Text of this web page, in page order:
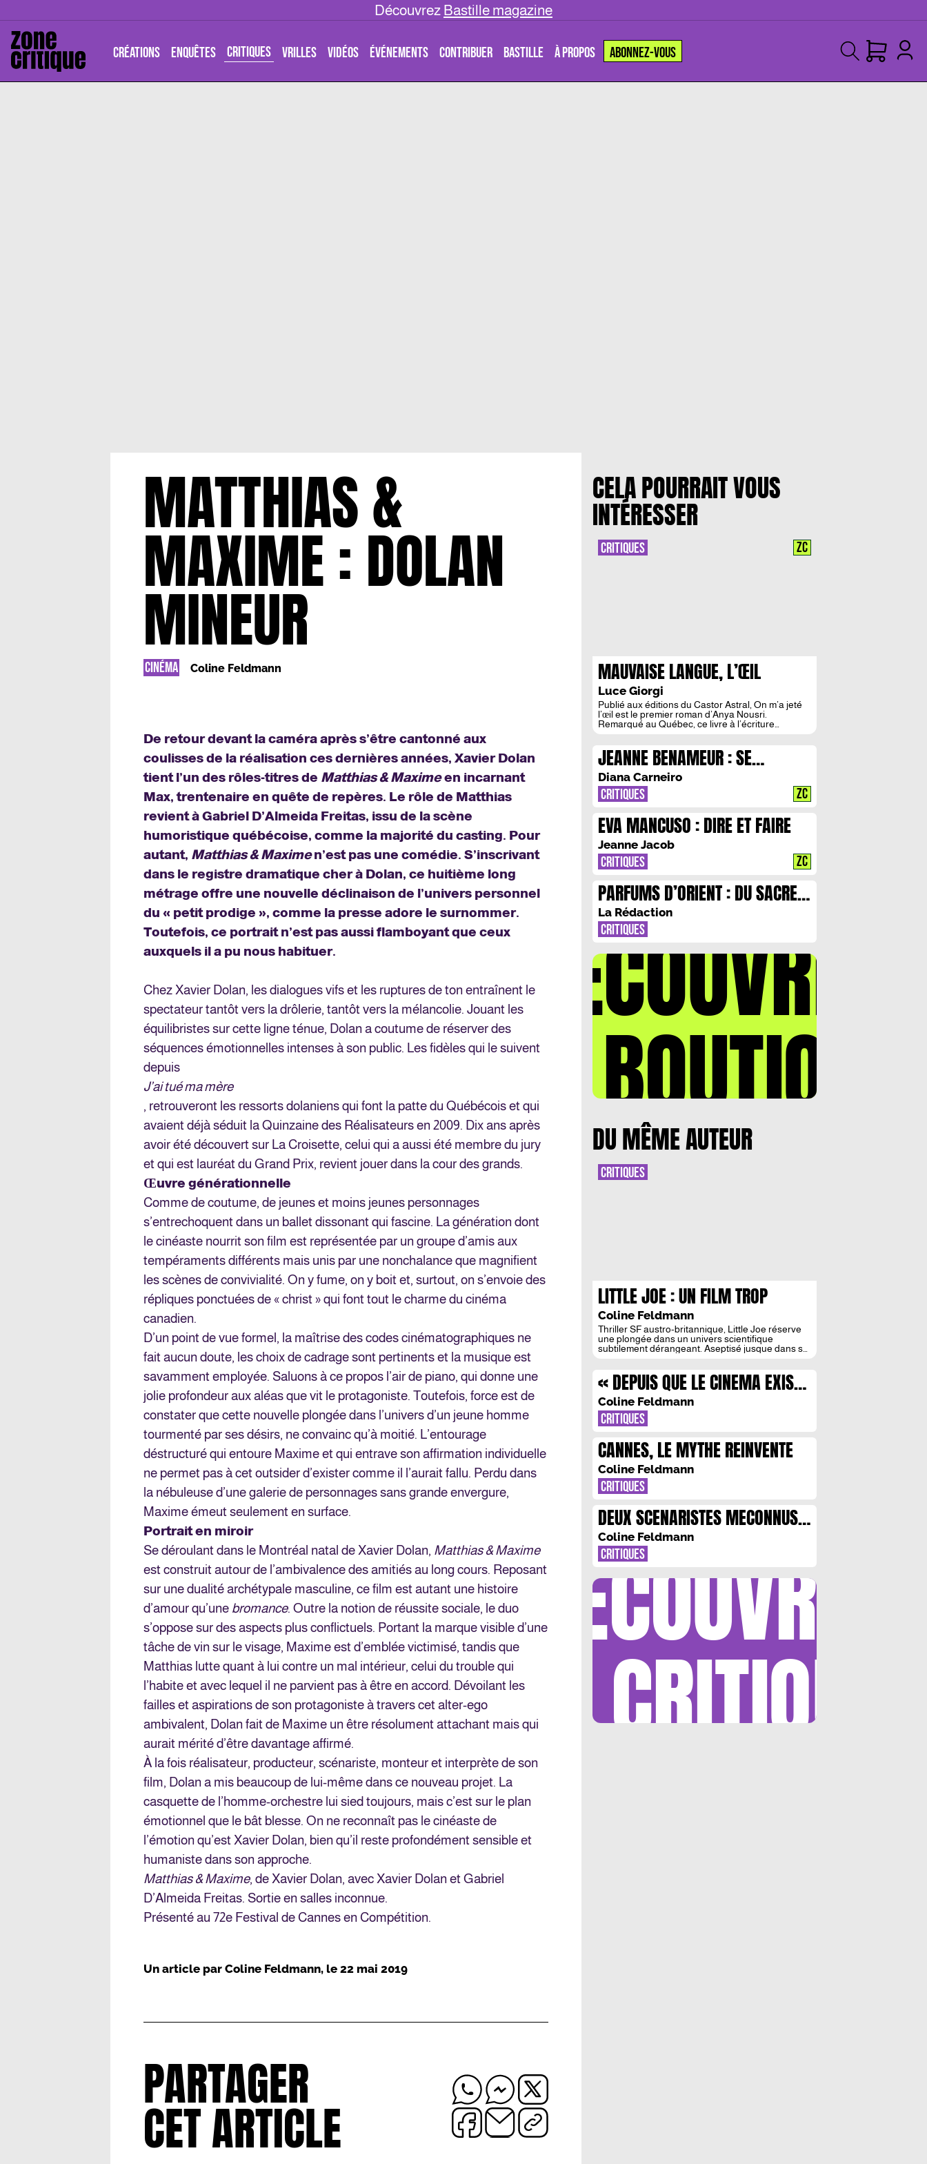
Découvrez Bastille magazine
CRÉATIONS ENQUÊTES CRITIQUES VRILLES VIDÉOS ÉVÉNEMENTS CONTRIBUER BASTILLE À PROPOS ABONNEZ-VOUS
MATTHIAS &
MAXIME : DOLAN
MINEUR
CINÉMA Coline Feldmann
De retour devant la caméra après s’être cantonné aux
coulisses de la réalisation ces dernières années, Xavier Dolan
tient l’un des rôles-titres de Matthias & Maximeen incarnant
Max, trentenaire en quête de repères. Le rôle de Matthias
revient à Gabriel D’Almeida Freitas, issu de la scène
humoristique québécoise, comme la majorité du casting. Pour
autant, Matthias & Maximen’est pas une comédie. S’inscrivant
dans le registre dramatique cher à Dolan, ce huitième long
métrage offre une nouvelle déclinaison de l’univers personnel
du « petit prodige », comme la presse adore le surnommer.
Toutefois, ce portrait n’est pas aussi flamboyant que ceux
auxquels il a pu nous habituer.
Chez Xavier Dolan, les dialogues vifs et les ruptures de ton entraînent le
spectateur tantôt vers la drôlerie, tantôt vers la mélancolie. Jouant les
équilibristes sur cette ligne ténue, Dolan a coutume de réserver des
séquences émotionnelles intenses à son public. Les fidèles qui le suivent
depuis
J’ai tué ma mère
, retrouveront les ressorts dolaniens qui font la patte du Québécois et qui
avaient déjà séduit la Quinzaine des Réalisateurs en 2009. Dix ans après
avoir été découvert sur La Croisette, celui qui a aussi été membre du jury
et qui est lauréat du Grand Prix, revient jouer dans la cour des grands.
Œuvre générationnelle
Comme de coutume, de jeunes et moins jeunes personnages
s’entrechoquent dans un ballet dissonant qui fascine. La génération dont
le cinéaste nourrit son film est représentée par un groupe d’amis aux
tempéraments différents mais unis par une nonchalance que magnifient
les scènes de convivialité. On y fume, on y boit et, surtout, on s’envoie des
répliques ponctuées de « christ » qui font tout le charme du cinéma
canadien.
D’un point de vue formel, la maîtrise des codes cinématographiques ne
fait aucun doute, les choix de cadrage sont pertinents et la musique est
savamment employée. Saluons à ce propos l’air de piano, qui donne une
jolie profondeur aux aléas que vit le protagoniste. Toutefois, force est de
constater que cette nouvelle plongée dans l’univers d’un jeune homme
tourmenté par ses désirs, ne convainc qu’à moitié. L’entourage
déstructuré qui entoure Maxime et qui entrave son affirmation individuelle
ne permet pas à cet outsider d’exister comme il l’aurait fallu. Perdu dans
la nébuleuse d’une galerie de personnages sans grande envergure,
Maxime émeut seulement en surface.
Portrait en miroir
Se déroulant dans le Montréal natal de Xavier Dolan, Matthias & Maxime
est construit autour de l’ambivalence des amitiés au long cours. Reposant
sur une dualité archétypale masculine, ce film est autant une histoire
d’amour qu’une bromance. Outre la notion de réussite sociale, le duo
s’oppose sur des aspects plus conflictuels. Portant la marque visible d’une
tâche de vin sur le visage, Maxime est d’emblée victimisé, tandis que
Matthias lutte quant à lui contre un mal intérieur, celui du trouble qui
l’habite et avec lequel il ne parvient pas à être en accord. Dévoilant les
failles et aspirations de son protagoniste à travers cet alter-ego
ambivalent, Dolan fait de Maxime un être résolument attachant mais qui
aurait mérité d’être davantage affirmé.
À la fois réalisateur, producteur, scénariste, monteur et interprète de son
film, Dolan a mis beaucoup de lui-même dans ce nouveau projet. La
casquette de l’homme-orchestre lui sied toujours, mais c’est sur le plan
émotionnel que le bât blesse. On ne reconnaît pas le cinéaste de
l’émotion qu’est Xavier Dolan, bien qu’il reste profondément sensible et
humaniste dans son approche.
Matthias & Maxime, de Xavier Dolan, avec Xavier Dolan et Gabriel
D’Almeida Freitas. Sortie en salles inconnue.
Présenté au 72e Festival de Cannes en Compétition.
Un article par Coline Feldmann, le 22 mai 2019
PARTAGER
CET ARTICLE
CELA POURRAIT VOUS
INTÉRESSER
MAUVAISE LANGUE, L’ŒIL
D’ANYA NOUSRI
Luce Giorgi
Publié aux éditions du Castor Astral, On m’a jeté
l’œil est le premier roman d’Anya Nousri.
Remarqué au Québec, ce livre à l’écriture
religieux, l’érotisme latent et la tendresse infinie, la
narratrice déplace sans cesse les injonctions
sociales et familiales. Un détournement […]
CRITIQUES ZC
JEANNE BENAMEUR : SE
RECONCILIER AVEC LE MONDE
Diana Carneiro
CRITIQUES ZC
EVA MANCUSO : DIRE ET FAIRE
Jeanne Jacob
CRITIQUES ZC
PARFUMS D’ORIENT : DU SACRE
AU PROFANE
La Rédaction
CRITIQUES
DÉCOUVREZ
LA BOUTIQUE
DU MÊME AUTEUR
LITTLE JOE : UN FILM TROP
MINIMALISTE ?
Coline Feldmann
Thriller SF austro-britannique, Little Joe réserve
une plongée dans un univers scientifique
subtilement dérangeant. Aseptisé jusque dans sa
semble emprunter la symétrie de la composition
des plans à Wes Anderson, elle ne joue pas la
carte de la drôlerie […]
CRITIQUES
« DEPUIS QUE LE CINEMA EXISTE
»
Coline Feldmann
CRITIQUES
CANNES, LE MYTHE REINVENTE
Coline Feldmann
CRITIQUES
DEUX SCENARISTES MECONNUS :
FITZGERALD ET DAHL
Coline Feldmann
CRITIQUES
DÉCOUVRIR
LES